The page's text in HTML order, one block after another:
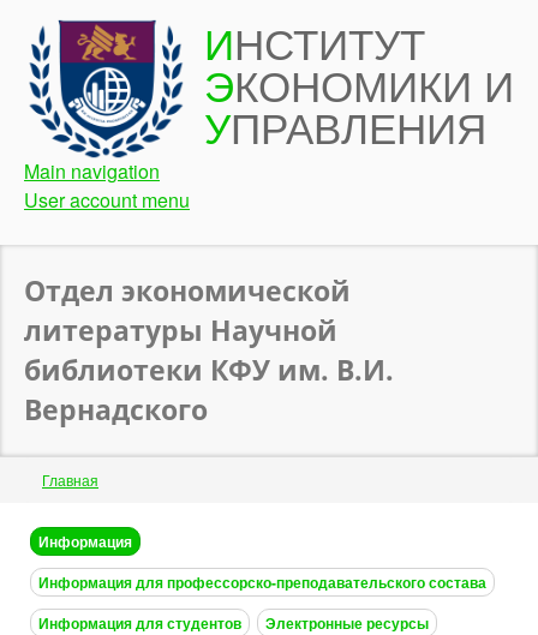
Перейти
основному
содержанию
ИНСТИТУТ
ЭКОНОМИКИ И
УПРАВЛЕНИЯ
Main navigation
User account menu
Отдел экономической
литературы Научной
библиотеки КФУ им. В.И.
Вернадского
Строка
навигации
Главная
Back
to
top
Информация
Информация для профессорско-преподавательского состава
Информация для студентов
Электронные ресурсы